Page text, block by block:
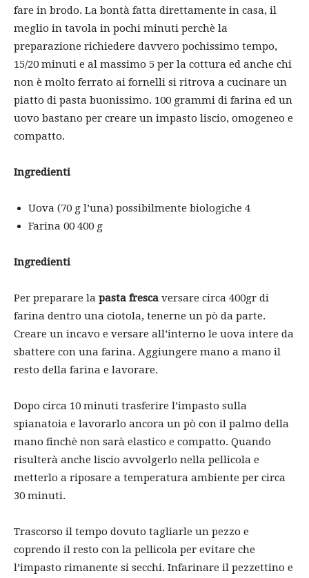
fare in brodo. La bontà fatta direttamente in casa, il
meglio in tavola in pochi minuti perchè la
preparazione richiedere davvero pochissimo tempo,
15/20 minuti e al massimo 5 per la cottura ed anche chi
non è molto ferrato ai fornelli si ritrova a cucinare un
piatto di pasta buonissimo. 100 grammi di farina ed un
uovo bastano per creare un impasto liscio, omogeneo e
compatto.
Ingredienti
Uova (70 g l’una) possibilmente biologiche 4
Farina 00 400 g
Ingredienti
Per preparare la pasta fresca versare circa 400gr di
farina dentro una ciotola, tenerne un pò da parte.
Creare un incavo e versare all’interno le uova intere da
sbattere con una farina. Aggiungere mano a mano il
resto della farina e lavorare.
Dopo circa 10 minuti trasferire l’impasto sulla
spianatoia e lavorarlo ancora un pò con il palmo della
mano finchè non sarà elastico e compatto. Quando
risulterà anche liscio avvolgerlo nella pellicola e
metterlo a riposare a temperatura ambiente per circa
30 minuti.
Trascorso il tempo dovuto tagliarle un pezzo e
coprendo il resto con la pellicola per evitare che
l’impasto rimanente si secchi. Infarinare il pezzettino e